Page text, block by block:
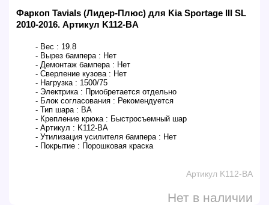
Фаркоп Tavials (Лидер-Плюс) для Kia Sportage III SL
2010-2016. Артикул K112-BA
- Вес : 19.8
- Вырез бампера : Нет
- Демонтаж бампера : Нет
- Сверление кузова : Нет
- Нагрузка : 1500/75
- Электрика : Приобретается отдельно
- Блок согласования : Рекомендуется
- Тип шара : BA
- Крепление крюка : Быстросъемный шар
- Артикул : K112-BA
- Утилизация усилителя бампера : Нет
- Покрытие : Порошковая краска
Артикул K112-BA
Нет в наличии